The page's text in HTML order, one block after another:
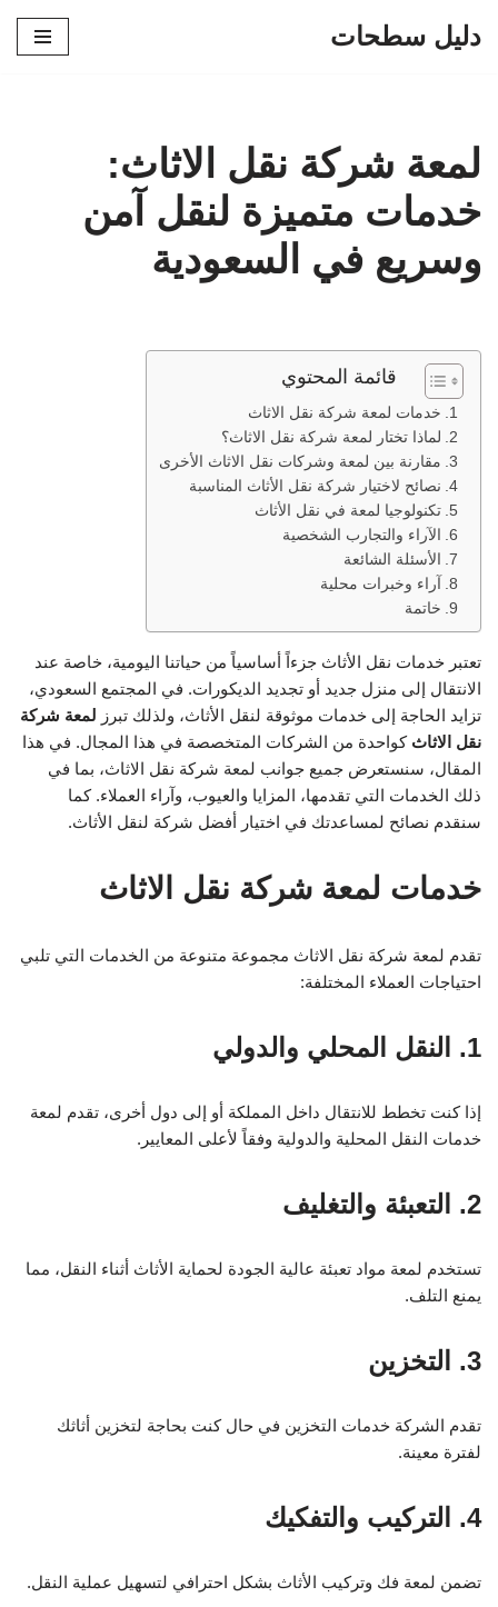
دليل سطحات
لمعة شركة نقل الاثاث:
خدمات متميزة لنقل آمن
وسريع في السعودية
قائمة المحتوي
خدمات لمعة شركة نقل الاثاث
لماذا تختار لمعة شركة نقل الاثاث؟
مقارنة بين لمعة وشركات نقل الاثاث الأخرى
نصائح لاختيار شركة نقل الأثاث المناسبة
تكنولوجيا لمعة في نقل الأثاث
الآراء والتجارب الشخصية
الأسئلة الشائعة
آراء وخبرات محلية
خاتمة
تعتبر خدمات نقل الأثاث جزءاً أساسياً من حياتنا اليومية، خاصة عند
الانتقال إلى منزل جديد أو تجديد الديكورات. في المجتمع السعودي،
تزايد الحاجة إلى خدمات موثوقة لنقل الأثاث، ولذلك تبرز لمعة شركة
نقل الاثاث كواحدة من الشركات المتخصصة في هذا المجال. في هذا
المقال، سنستعرض جميع جوانب لمعة شركة نقل الاثاث، بما في
ذلك الخدمات التي تقدمها، المزايا والعيوب، وآراء العملاء. كما
سنقدم نصائح لمساعدتك في اختيار أفضل شركة لنقل الأثاث.
خدمات لمعة شركة نقل الاثاث
تقدم لمعة شركة نقل الاثاث مجموعة متنوعة من الخدمات التي تلبي
احتياجات العملاء المختلفة:
1. النقل المحلي والدولي
إذا كنت تخطط للانتقال داخل المملكة أو إلى دول أخرى، تقدم لمعة
خدمات النقل المحلية والدولية وفقاً لأعلى المعايير.
2. التعبئة والتغليف
تستخدم لمعة مواد تعبئة عالية الجودة لحماية الأثاث أثناء النقل، مما
يمنع التلف.
3. التخزين
تقدم الشركة خدمات التخزين في حال كنت بحاجة لتخزين أثاثك
لفترة معينة.
4. التركيب والتفكيك
تضمن لمعة فك وتركيب الأثاث بشكل احترافي لتسهيل عملية النقل.